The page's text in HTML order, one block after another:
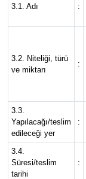
3.1. Adı :
3.2. Niteliği, türü
ve miktarı
:
3.3.
Yapılacağı/teslim
edileceği yer
:
3.4.
Süresi/teslim
tarihi
: